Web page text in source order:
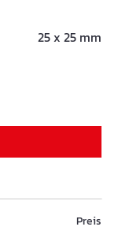
25 x 25 mm
Preis